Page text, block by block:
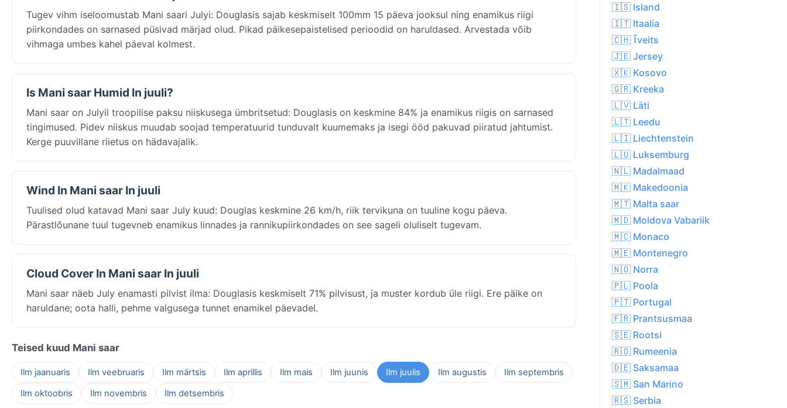
Tugev vihm iseloomustab Mani saari Julyi: Douglasis sajab keskmiselt 100mm 15 päeva jooksul ning enamikus riigi
piirkondades on sarnased püsivad märjad olud. Pikad päikesepaistelised perioodid on haruldased. Arvestada võib
vihmaga umbes kahel päeval kolmest.
Is Mani saar Humid In juuli?
Mani saar on Julyil troopilise paksu niiskusega ümbritsetud: Douglasis on keskmine 84% ja enamikus riigis on sarnased
tingimused. Pidev niiskus muudab soojad temperatuurid tunduvalt kuumemaks ja isegi ööd pakuvad piiratud jahtumist.
Kerge puuvillane riietus on hädavajalik.
Wind In Mani saar In juuli
Tuulised olud katavad Mani saar July kuud: Douglas keskmine 26 km/h, riik tervikuna on tuuline kogu päeva.
Pärastlõunane tuul tugevneb enamikus linnades ja rannikupiirkondades on see sageli oluliselt tugevam.
Cloud Cover In Mani saar In juuli
Mani saar näeb July enamasti pilvist ilma: Douglasis keskmiselt 71% pilvisust, ja muster kordub üle riigi. Ere päike on
haruldane; oota halli, pehme valgusega tunnet enamikel päevadel.
Teised kuud Mani saar
Ilm jaanuaris Ilm veebruaris Ilm märtsis Ilm aprillis Ilm mais Ilm juunis Ilm juulis Ilm augustis
Ilm septembris
Ilm oktoobris
Ilm novembris Ilm detsembris
🇮🇸 Island
🇮🇹 Itaalia
🇨🇭 Ĩveits
🇯🇪 Jersey
🇽🇰 Kosovo
🇬🇷 Kreeka
🇱🇻 Läti
🇱🇹 Leedu
🇱🇮 Liechtenstein
🇱🇺 Luksemburg
🇳🇱 Madalmaad
🇲🇰 Makedoonia
🇲🇹 Malta saar
🇲🇩 Moldova Vabariik
🇲🇨 Monaco
🇲🇪 Montenegro
🇳🇴 Norra
🇵🇱 Poola
🇵🇹 Portugal
🇫🇷 Prantsusmaa
🇸🇪 Rootsi
🇷🇴 Rumeenia
🇩🇪 Saksamaa
🇸🇲 San Marino
🇷🇸 Serbia